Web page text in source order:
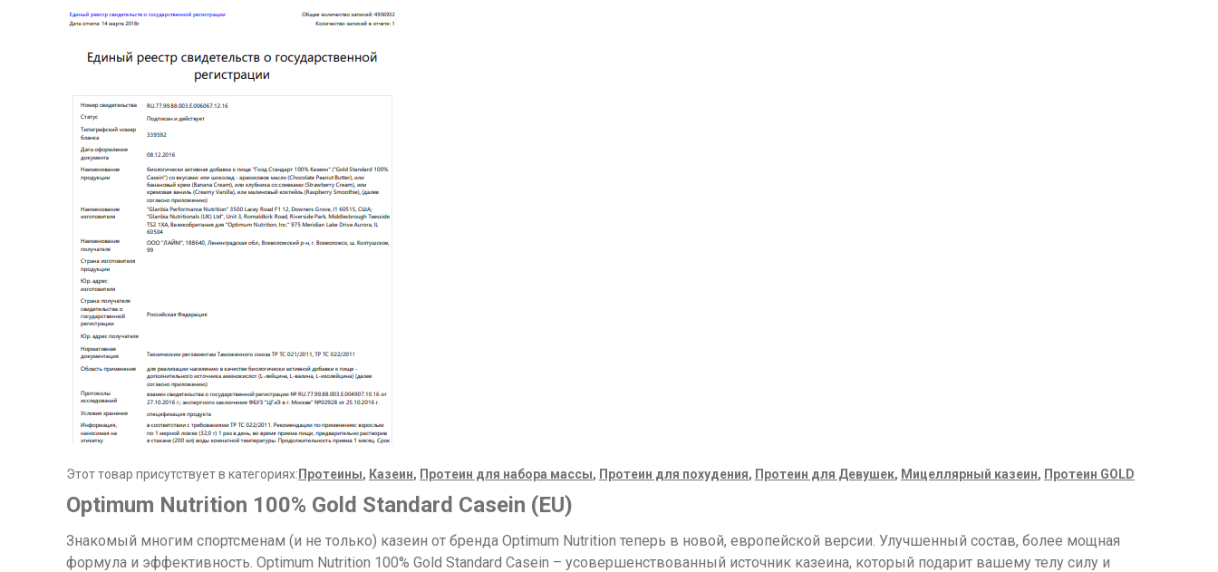
Этот товар присутствует в категориях: Протеины, Казеин, Протеин для набора массы, Протеин для похудения, Протеин для Девушек, Мицеллярный казеин, Протеин GOLD
Optimum Nutrition 100% Gold Standard Casein (EU)
Знакомый многим спортсменам (и не только) казеин от бренда Optimum Nutrition теперь в новой, европейской версии. Улучшенный состав, более мощная
формула и эффективность. Optimum Nutrition 100% Gold Standard Casein – усовершенствованный источник казеина, который подарит вашему телу силу и